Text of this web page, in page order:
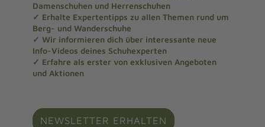
Damenschuhen und Herrenschuhen
✓ Erhalte Expertentipps zu allen Themen rund um
Berg- und Wanderschuhe
✓ Wir informieren dich über interessante neue
Info-Videos deines Schuhexperten
✓ Erfahre als erster von exklusiven Angeboten
und Aktionen
NEWSLETTER ERHALTEN